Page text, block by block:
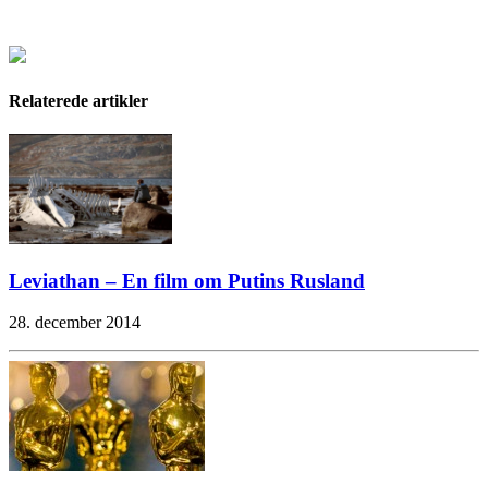
Relaterede artikler
Leviathan – En film om Putins Rusland
28. december 2014